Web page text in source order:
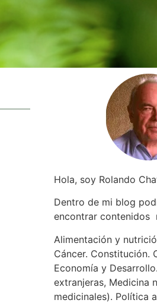
Hola, soy Rolando
Dentro de mi blog
encontrar contenidos
Alimentación y
Cáncer. Constitución.
Economía y
extranjeras, Medicina
medicinales). Política